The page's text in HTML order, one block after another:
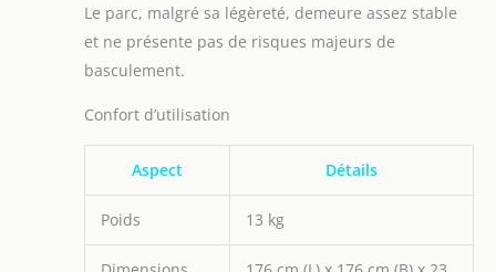
Le parc, malgré sa légèreté, demeure assez stable
et ne présente pas de risques majeurs de
basculement.
Confort d’utilisation
Aspect Détails
Poids 13 kg